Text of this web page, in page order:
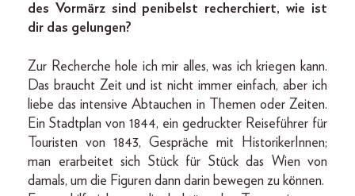
des Vormärz sind penibelst recherchiert, wie ist
dir das gelungen?
Zur Recherche hole ich mir alles, was ich kriegen kann.
Das braucht Zeit und ist nicht immer einfach, aber ich
liebe das intensive Abtauchen in Themen oder Zeiten.
Ein Stadtplan von 1844, ein gedruckter Reiseführer für
Touristen von 1843, Gespräche mit HistorikerInnen;
man erarbeitet sich Stück für Stück das Wien von
damals, um die Figuren dann darin bewegen zu können.